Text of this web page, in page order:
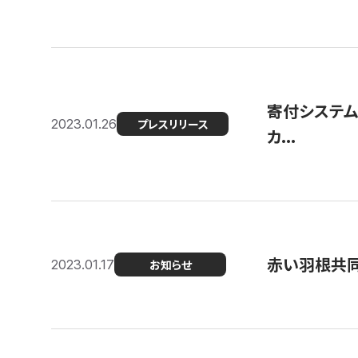
2023.01.26 プレスリリース
寄付システ
カ...
2023.01.17 お知らせ 赤い羽根共